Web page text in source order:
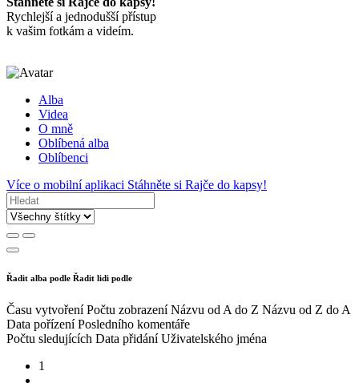
Rychlejší a jednodušší přístup
k vašim fotkám a videím.
Alba
Videa
O mně
Oblíbená alba
Oblíbenci
Více o mobilní aplikaci Stáhněte si Rajče do kapsy!
Řadit alba podle Řadit lidi podle
Času vytvoření Počtu zobrazení Názvu od A do Z Názvu od Z do A
Data pořízení Posledního komentáře
Počtu sledujících Data přidání Uživatelského jména
1